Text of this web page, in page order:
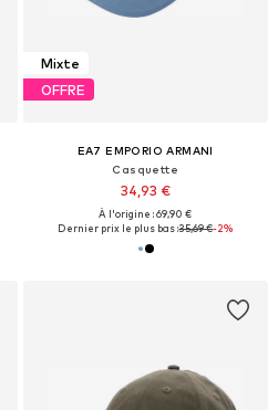
Mixte
OFFRE
EA7 EMPORIO ARMANI
Casquette
34,93 €
À l'origine : 69,90 €
Dernier prix le plus bas :35,69 €-2%